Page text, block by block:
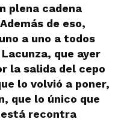
plena cadena
de eso,
a uno a todos
que ayer
la salida del cepo
lo volvió a poner,
que lo único que
está recontra